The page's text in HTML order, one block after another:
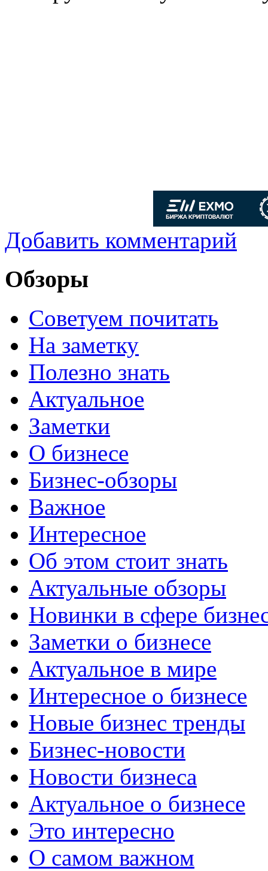
Добавить комментарий
Обзоры
Советуем почитать
На заметку
Полезно знать
Актуальное
Заметки
О бизнесе
Бизнес-обзоры
Важное
Интересное
Об этом стоит знать
Актуальные обзоры
Новинки в сфере
Заметки о бизнесе
Актуальное в мире
Интересное о бизнесе
Новые бизнес тренды
Бизнес-новости
Новости бизнеса
Актуальное о бизнесе
Это интересно
О самом важном